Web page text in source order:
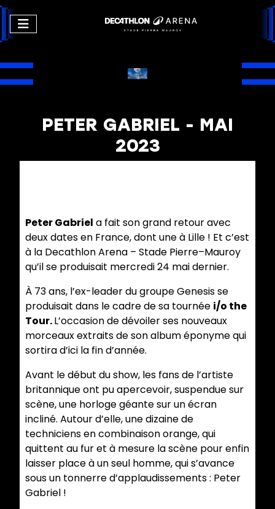
PETER GABRIEL - MAI
2023
Peter Gabriel a fait son grand retour avec
deux dates en France, dont une à Lille ! Et c’est
à la Decathlon Arena – Stade Pierre–Mauroy
qu’il se produisait mercredi 24 mai dernier.
À 73 ans, l’ex-leader du groupe Genesis se
produisait dans le cadre de sa tournée i/o the
Tour.L’occasion de dévoiler ses nouveaux
morceaux extraits de son album éponyme qui
sortira d’ici la fin d’année.
Avant le début du show, les fans de l’artiste
britannique ont pu apercevoir, suspendue sur
scène, une horloge géante sur un écran
incliné. Autour d’elle, une dizaine de
techniciens en combinaison orange, qui
quittent au fur et à mesure la scène pour enfin
laisser place à un seul homme, qui s’avance
sous un tonnerre d’applaudissements : Peter
Gabriel !